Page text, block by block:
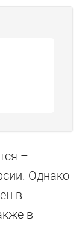
–
Однако
в
в